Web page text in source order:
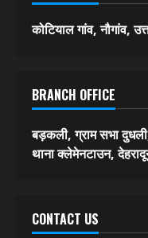
कोटियाल गांव, नौगांव,
BRANCH OFFICE
बड़कली, ग्राम सभा
थाना क्लेमेनटाउन,
CONTACT US